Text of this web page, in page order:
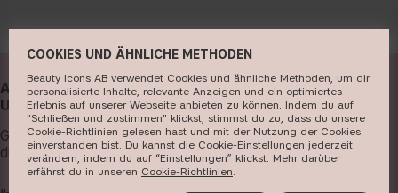
ABONNIERE JETZT
UNSEREN NEWSLETTER
Gib deine E-Mail-Adresse ein und erhalte
die aktuellsten News und profitiere von tollen Angeboten!
COOKIES UND ÄHNLICHE METHODEN
Beauty Icons AB verwendet Cookies und ähnliche Methoden, um dir
personalisierte Inhalte, relevante Anzeigen und ein optimiertes
Erlebnis auf unserer Webseite anbieten zu können. Indem du auf
"Schließen und zustimmen" klickst, stimmst du zu, dass du unsere
Cookie-Richtlinien gelesen hast und mit der Nutzung der Cookies
einverstanden bist. Du kannst die Cookie-Einstellungen jederzeit
verändern, indem du auf “Einstellungen” klickst. Mehr darüber
erfährst du in unseren ​ Cookie-Richtlinien​.